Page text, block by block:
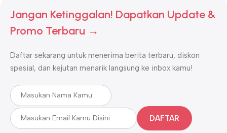
Jangan Ketinggalan! Dapatkan Update &
Promo Terbaru →
Daftar sekarang untuk menerima berita terbaru, diskon
spesial, dan kejutan menarik langsung ke inbox kamu!
DAFTAR